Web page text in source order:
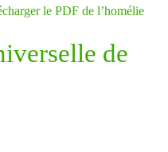
le PDF de l’homélie
de